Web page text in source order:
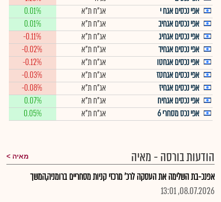
אפי נכסים אגח י
אג"ח ת"א
0.01%
אפי נכסים אגחיב
אג"ח ת"א
0.01%
אפי נכסים אגחיג
אג"ח ת"א
-0.11%
אפי נכסים אגחיד
אג"ח ת"א
-0.02%
אפי נכסים אגחטו
אג"ח ת"א
-0.12%
אפי נכסים אגחטז
אג"ח ת"א
-0.03%
אפי נכסים אגחיז
אג"ח ת"א
-0.08%
אפי נכסים אגחיח
אג"ח ת"א
0.07%
אפי נכס מסחרי 6
אג"ח ת"א 0.05%
הודעות בורסה - מאיה מאיה
אפנכ-בת השלימה את העסקה לרכ' מרכזי קניות מסחריים ברומניה,המשך
08.07.2026, 13:01